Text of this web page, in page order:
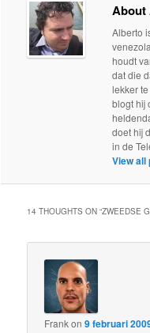
About
Alberto
houdt
dat die
lekker
blogt hij
doet hij
in de
View
14 THOUGHTS ON “ZWEEDSE
Frankon9 februari